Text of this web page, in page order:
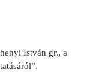
István gr., a